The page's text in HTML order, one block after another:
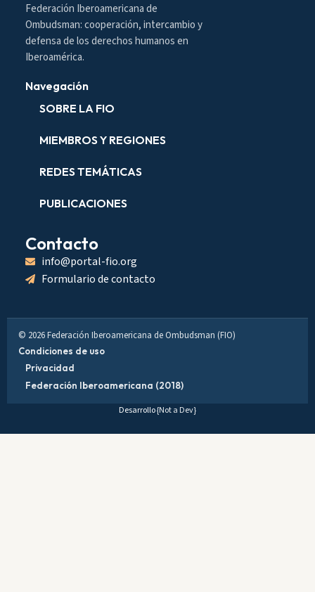
Federación Iberoamericana de
Ombudsman: cooperación, intercambio y
defensa de los derechos humanos en
Iberoamérica.
Navegación
SOBRE LA FIO
MIEMBROS Y REGIONES
REDES TEMÁTICAS
PUBLICACIONES
Contacto
info@portal-fio.org
Formulario de contacto
© 2026 Federación Iberoamericana de Ombudsman (FIO)
Condiciones de uso
Privacidad
Federación Iberoamericana (2018)
Desarrollo{Not a Dev}